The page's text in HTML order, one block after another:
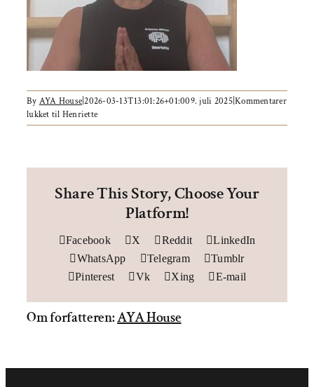
Om AYA House
Lokaler
Om AYA House
By AYA House|2026-03-13T13:01:26+01:009. juli 2025|Kommentarer
lukket til Henriette
Share This Story, Choose Your
Platform!
Facebook X Reddit
LinkedIn
WhatsApp
Telegram
Tumblr
Pinterest
Vk Xing E-mail
Om forfatteren:AYA House